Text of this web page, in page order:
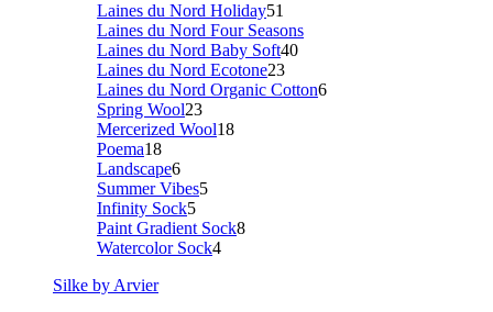
Laines du Nord Holiday51
Laines du Nord Four Seasons
Laines du Nord Baby Soft40
Laines du Nord Ecotone23
Laines du Nord Organic Cotton6
Spring Wool23
Mercerized Wool18
Poema18
Landscape6
Summer Vibes5
Infinity Sock5
Paint Gradient Sock8
Watercolor Sock4
Silke by Arvier